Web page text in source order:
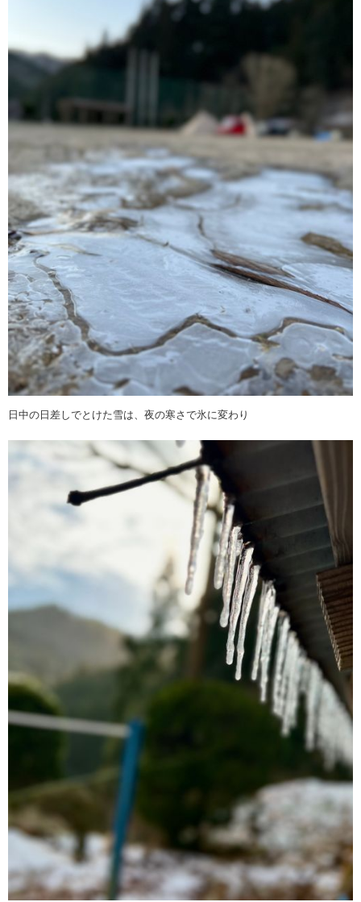
日中の日差しでとけた雪は、夜の寒さで氷に変わり